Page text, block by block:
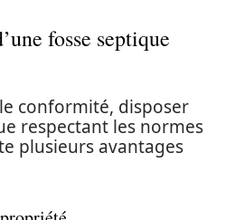
fosse septique
conformité, disposer
respectant les normes
plusieurs avantages